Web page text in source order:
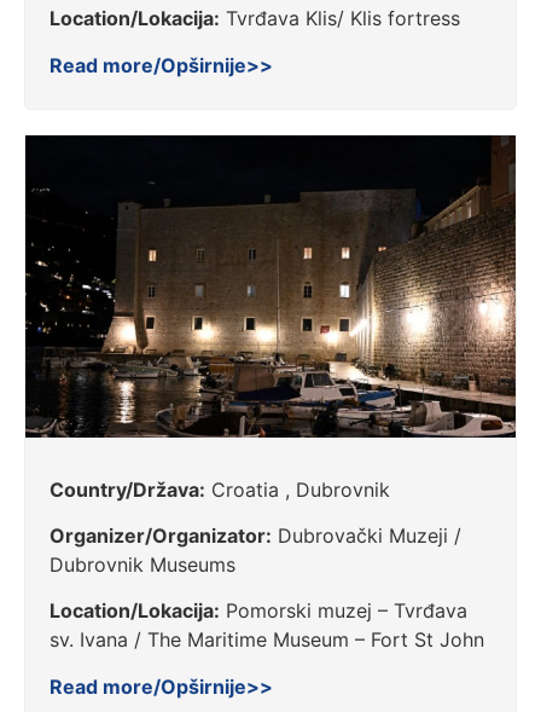
Location/Lokacija: Tvrđava Klis/ Klis fortress
Read more/Opširnije>>
Country/Država: Croatia , Dubrovnik
Organizer/Organizator: Dubrovački Muzeji /
Dubrovnik Museums
Location/Lokacija: Pomorski muzej – Tvrđava
sv. Ivana / The Maritime Museum – Fort St John
Read more/Opširnije>>